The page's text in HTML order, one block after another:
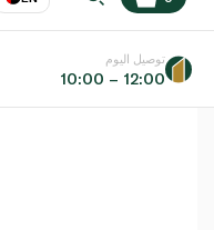
عر
توصيل اليوم
10:00 – 12:00